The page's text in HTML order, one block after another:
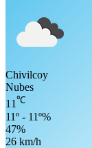
Chivilcoy
Nubes
11℃
11º - 11º%
47%
26 km/h